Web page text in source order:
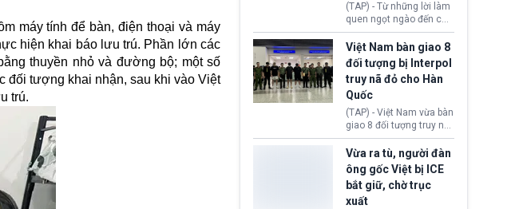
máy tính để bàn, điện thoại và máy
hiện khai báo lưu trú. Phần lớn các
thuyền nhỏ và đường bộ; một số
đối tượng khai nhận, sau khi vào Việt
trú.
(TAP) - Từ những lời làm
quen ngọt ngào đến các
“sàn vàng ảo”, bất động
sản trực tuyến cùng
đường dây đánh bạc quy
mô lớn, hai tổ chức tội
phạm xuyên quốc gia đã
dựng lên mạng lưới hoạt
động tại Việt Nam và
Lào, lôi kéo hàng nghìn
người tham gia, luân
chuyển dòng tiền qua
nhiều lớp tài khoản. Sau
hơn 2 tuần phối hợp truy
xét, lực lượng chức năng
hai nước đã bắt giữ 171
Việt Nam bàn giao 8
đối tượng bị Interpol
truy nã đỏ cho Hàn
Quốc
(TAP) - Việt Nam vừa bàn
giao 8 đối tượng truy nã
đỏ Interpol cho lực lượng
chức năng Hàn Quốc.
Nhóm này bị xác định
lừa đảo 619 nạn nhân,
chiếm đoạt hơn 17,7 tỷ
KRW.
Vừa ra tù, người đàn
ông gốc Việt bị ICE
bắt giữ, chờ trục
xuất